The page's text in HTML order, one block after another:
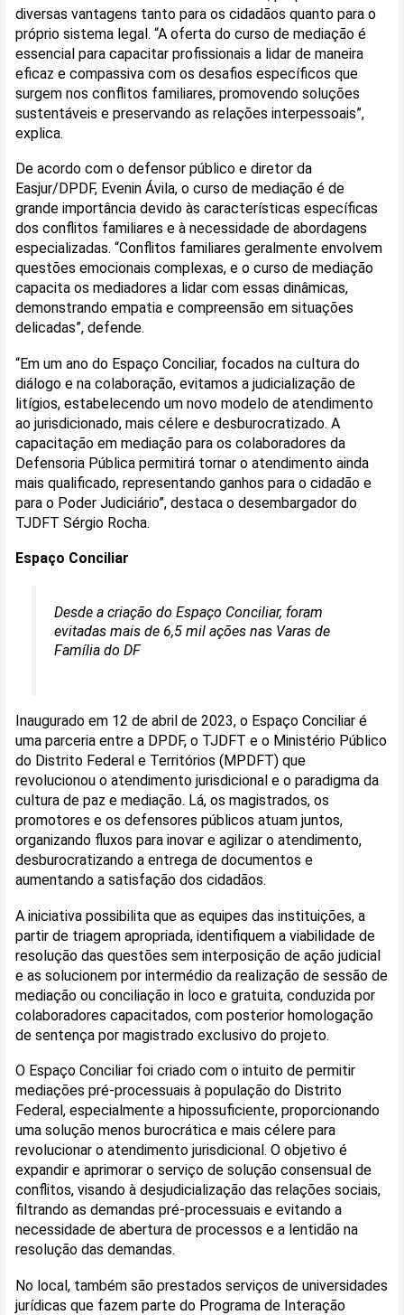
diversas vantagens tanto para os cidadãos quanto para o
próprio sistema legal. “A oferta do curso de mediação é
essencial para capacitar profissionais a lidar de maneira
eficaz e compassiva com os desafios específicos que
surgem nos conflitos familiares, promovendo soluções
sustentáveis e preservando as relações interpessoais”,
explica.
De acordo com o defensor público e diretor da
Easjur/DPDF, Evenin Ávila, o curso de mediação é de
grande importância devido às características específicas
dos conflitos familiares e à necessidade de abordagens
especializadas. “Conflitos familiares geralmente envolvem
questões emocionais complexas, e o curso de mediação
capacita os mediadores a lidar com essas dinâmicas,
demonstrando empatia e compreensão em situações
delicadas”, defende.
“Em um ano do Espaço Conciliar, focados na cultura do
diálogo e na colaboração, evitamos a judicialização de
litígios, estabelecendo um novo modelo de atendimento
ao jurisdicionado, mais célere e desburocratizado. A
capacitação em mediação para os colaboradores da
Defensoria Pública permitirá tornar o atendimento ainda
mais qualificado, representando ganhos para o cidadão e
para o Poder Judiciário”, destaca o desembargador do
TJDFT Sérgio Rocha.
Espaço Conciliar
Desde a criação do Espaço Conciliar, foram
evitadas mais de 6,5 mil ações nas Varas de
Família do DF
Inaugurado em 12 de abril de 2023, o Espaço Conciliar é
uma parceria entre a DPDF, o TJDFT e o Ministério Público
do Distrito Federal e Territórios (MPDFT) que
revolucionou o atendimento jurisdicional e o paradigma da
cultura de paz e mediação. Lá, os magistrados, os
promotores e os defensores públicos atuam juntos,
organizando fluxos para inovar e agilizar o atendimento,
desburocratizando a entrega de documentos e
aumentando a satisfação dos cidadãos.
A iniciativa possibilita que as equipes das instituições, a
partir de triagem apropriada, identifiquem a viabilidade de
resolução das questões sem interposição de ação judicial
e as solucionem por intermédio da realização de sessão de
mediação ou conciliação in loco e gratuita, conduzida por
colaboradores capacitados, com posterior homologação
de sentença por magistrado exclusivo do projeto.
O Espaço Conciliar foi criado com o intuito de permitir
mediações pré-processuais à população do Distrito
Federal, especialmente a hipossuficiente, proporcionando
uma solução menos burocrática e mais célere para
revolucionar o atendimento jurisdicional. O objetivo é
expandir e aprimorar o serviço de solução consensual de
conflitos, visando à desjudicialização das relações sociais,
filtrando as demandas pré-processuais e evitando a
necessidade de abertura de processos e a lentidão na
resolução das demandas.
No local, também são prestados serviços de universidades
jurídicas que fazem parte do Programa de Interação